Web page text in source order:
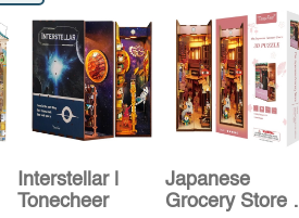
Interstellar |
Tonecheer
Japanese
Grocery Store |